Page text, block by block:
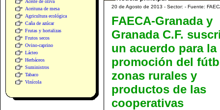
Aceite de oliva
Aceituna de mesa
Agricultura ecológica
Caña de azúcar
Frutas y hortalizas
Frutos secos
Ovino-caprino
Lácteo
Herbáceos
Suministros
Tabaco
Vinícola
20 de Agosto de 2013 - Sector: - Fuente:
FAECA-Granada y
Granada C.F.
un acuerdo para la
promoción del
zonas rurales y
productos de las
cooperativas